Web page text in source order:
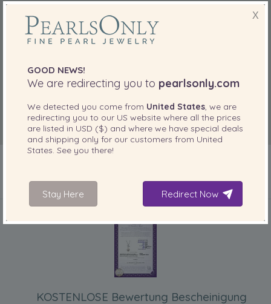
IN IHREM PRODUKT ENTHALTEN
KOSTENLOSE Bewertung Bescheinigung
X
GOOD NEWS!
We are redirecting you to pearlsonly.com
We detected you come from United States , we are
redirecting you to our US website where all the prices
are listed in USD ($) and where we have special deals
and shipping only for our customers from United
States . See you there!
Stay Here Redirect Now